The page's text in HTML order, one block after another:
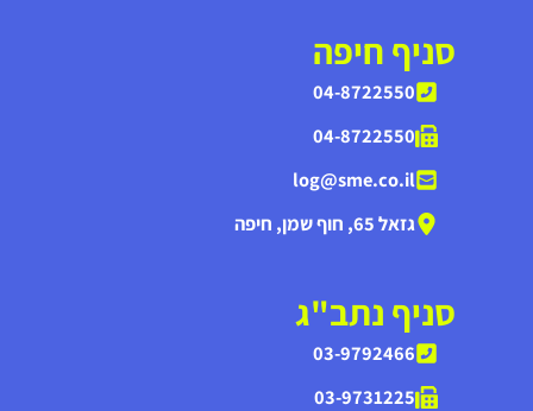
סניף חיפה
04-8722550
04-8722550
log@sme.co.il
גזאל 65, חוף שמן, חיפה
סניף נתב"ג
03-9792466
03-9731225